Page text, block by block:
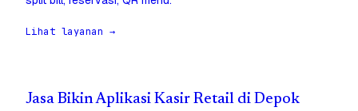
Lihat layanan →
Jasa Bikin Aplikasi Kasir Retail di Depok